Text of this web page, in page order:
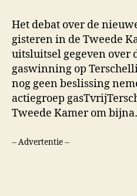
Het debat over de
gisteren in de Tweede
uitsluitsel gegeven over
gaswinning op
nog geen beslissing
actiegroep
Tweede Kamer om
-- Advertentie --